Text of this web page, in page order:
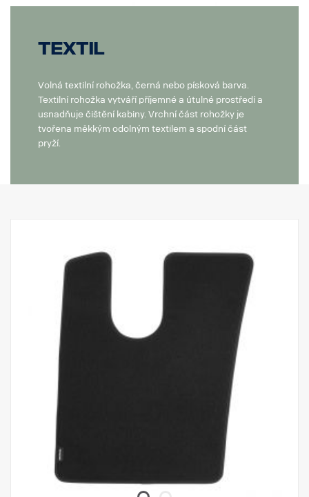
Textil
Volná textilní rohožka, černá nebo písková barva.
Textilní rohožka vytváří příjemné a útulné prostředí a
usnadňuje čištění kabiny. Vrchní část rohožky je
tvořena měkkým odolným textilem a spodní část
pryží.